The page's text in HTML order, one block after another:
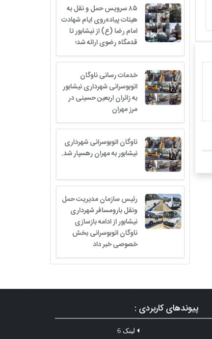
۸۵ سرویس حمل و نقل به
هیئات پیاده‌روی ایام شهادت
امام رضا (ع) از نیشابور تا
قدمگاه رضوی ارائه شد؛
خدمات رسانی ناوگان
اتوبوسرانی شهرداری نیشابور
به زائران اربعین حسینی در
مرز مهران
ناوگان اتوبوسرانی شهرداری
نیشابور به مهران رهسپار شد.
رئیس سازمان مدیریت حمل
ونقل بارومسافر شهرداری
نیشابور از ادامه بازسازى
ناوگان اتوبوسرانی بخش
خصوصی خبر داد
پیوندهای کاربردی :
لینک 6